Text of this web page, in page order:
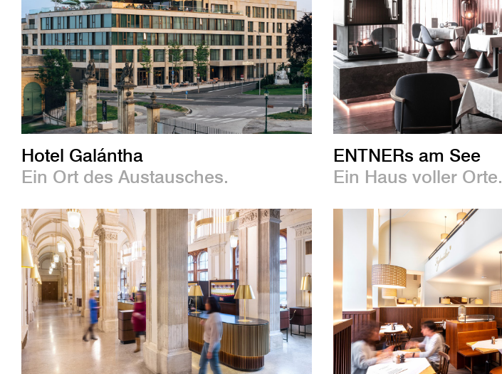
Hotel Galántha
Ein Ort des Austausches.
ENTNERs am See
Ein Haus voller Orte.